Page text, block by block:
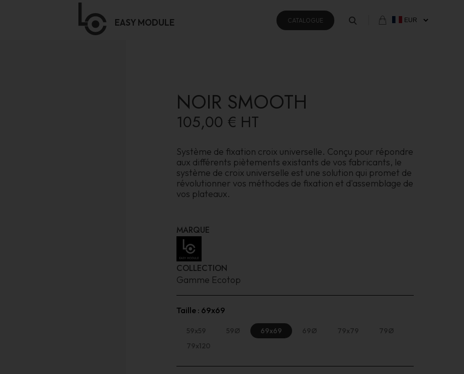
EASY MODULE CATALOGUE
NOIR SMOOTH
105,00 € HT
Système de fixation croix universelle. Conçu pour répondre
aux différents piètements existants de vos fabricants, le
système de croix universelle est une solution qui promet de
révolutionner vos méthodes de fixation et d'assemblage de
vos plateaux.
MARQUE
COLLECTION
Gamme Ecotop
Taille : 69x69
59x59 59Ø 69x69 69Ø 79x79
79Ø
79x120